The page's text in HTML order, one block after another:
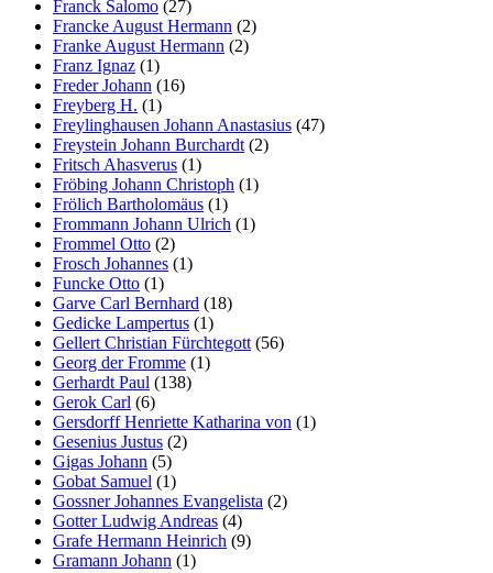
Franck Salomo (27)
Francke August Hermann (2)
Franke August Hermann (2)
Franz Ignaz (1)
Freder Johann (16)
Freyberg H. (1)
Freylinghausen Johann Anastasius (47)
Freystein Johann Burchardt (2)
Fritsch Ahasverus (1)
Fröbing Johann Christoph (1)
Frölich Bartholomäus (1)
Frommann Johann Ulrich (1)
Frommel Otto (2)
Frosch Johannes (1)
Funcke Otto (1)
Garve Carl Bernhard (18)
Gedicke Lampertus (1)
Gellert Christian Fürchtegott (56)
Georg der Fromme (1)
Gerhardt Paul (138)
Gerok Carl (6)
Gersdorff Henriette Katharina von (1)
Gesenius Justus (2)
Gigas Johann (5)
Gobat Samuel (1)
Gossner Johannes Evangelista (2)
Gotter Ludwig Andreas (4)
Grafe Hermann Heinrich (9)
Gramann Johann (1)